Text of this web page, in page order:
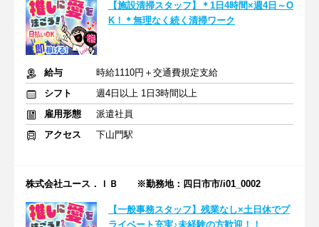
【施設清掃スタッフ】＊1日4時間×週4日～O
K！＊無理なく続く清掃ワーク
給与
時給1110円＋交通費規定支給
シフト
週4日以上 1日3時間以上
雇用形態
派遣社員
アクセス
下山門駅
株式会社ユース．ＩＢ ※勤務地：四日市市/i01_0002
【一般事務スタッフ】残業なし×土日休でプ
ライベート充実♪未経験の方歓迎！！